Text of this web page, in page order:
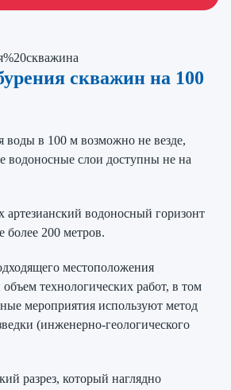
скважин на 100
воды в 100 м возможно не везде,
водоносные слои доступны не на
артезианский водоносный горизонт
более 200 метров.
местоположения
технологических работ, в том
мероприятия используют метод
(инженерно-геологического
разрез, который наглядно